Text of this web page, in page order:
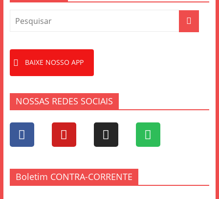
BAIXE NOSSO APP
NOSSAS REDES SOCIAIS
Boletim CONTRA-CORRENTE